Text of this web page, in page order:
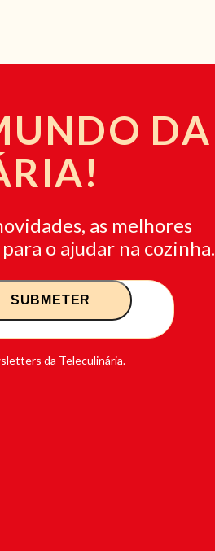
DA
as melhores
o ajudar na cozinha.
da Teleculinária.